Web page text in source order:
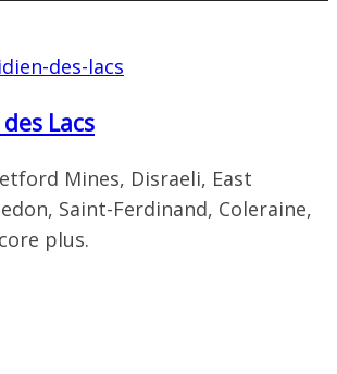
Lacs
Mines, Disraeli, East
Saint-Ferdinand, Coleraine,
plus.